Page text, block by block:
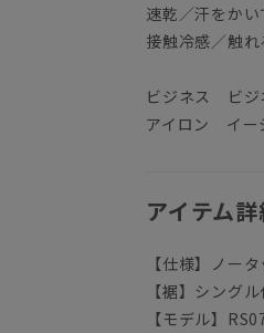
速乾／汗をか
接触冷感／触
ビジネス ビジ
アイロン イ
アイテム詳
【仕様】ノー
【裾】シング
【モデル】